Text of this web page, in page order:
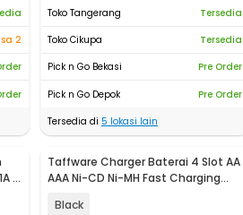
2
Toko Tangerang
Tersedia
Toko Cikupa
Tersedia
Pick n Go Bekasi
Pre Order
Pick n Go Depok
Pre Order
Tersedia di 5 lokasi lain
-
Taffware Charger Baterai 4 Slot AA
AAA Ni-CD Ni-MH Fast Charging
Black